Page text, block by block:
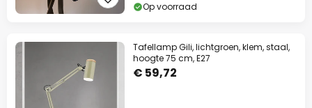
Op voorraad
Tafellamp Gili, lichtgroen, klem, staal,
hoogte 75 cm, E27
€ 59,72